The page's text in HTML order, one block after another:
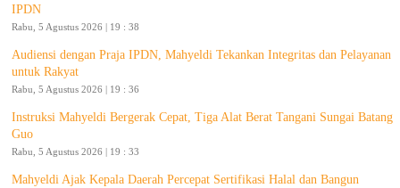
IPDN
Rabu, 5 Agustus 2026 | 19 : 38
Audiensi dengan Praja IPDN, Mahyeldi Tekankan Integritas dan Pelayanan
untuk Rakyat
Rabu, 5 Agustus 2026 | 19 : 36
Instruksi Mahyeldi Bergerak Cepat, Tiga Alat Berat Tangani Sungai Batang
Guo
Rabu, 5 Agustus 2026 | 19 : 33
Mahyeldi Ajak Kepala Daerah Percepat Sertifikasi Halal dan Bangun